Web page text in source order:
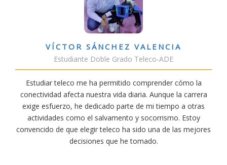
VÍCTOR SÁNCHEZ VALENCIA
Estudiante Doble Grado Teleco-ADE
Estudiar teleco me ha permitido comprender cómo la
conectividad afecta nuestra vida diaria. Aunque la carrera
exige esfuerzo, he dedicado parte de mi tiempo a otras
actividades como el salvamento y socorrismo. Estoy
convencido de que elegir teleco ha sido una de las mejores
decisiones que he tomado.